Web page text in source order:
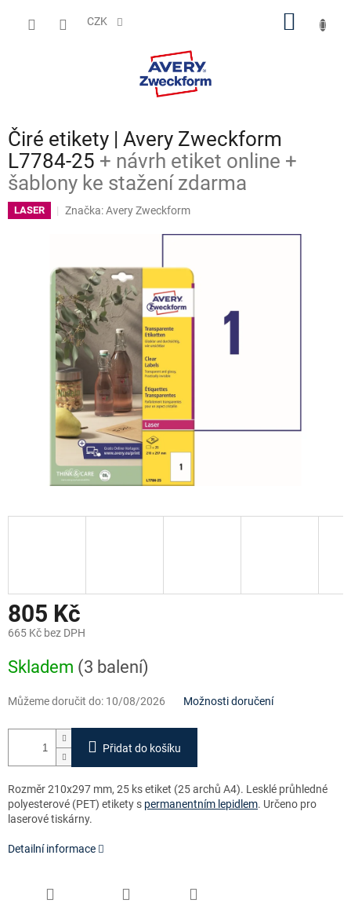
CZK
Čiré etikety | Avery Zweckform
L7784-25 + návrh etiket online +
šablony ke stažení zdarma
LASER Značka:Avery Zweckform
805 Kč
665 Kč bez DPH
cena:
Skladem (3 balení)
Můžeme doručit do: 10/08/2026 Možnosti doručení
Přidat do košíku
Rozměr 210x297 mm, 25 ks etiket (25 archů A4). Lesklé průhledné
polyesterové (PET) etikety s permanentním lepidlem. Určeno pro
laserové tiskárny.
Detailní informace